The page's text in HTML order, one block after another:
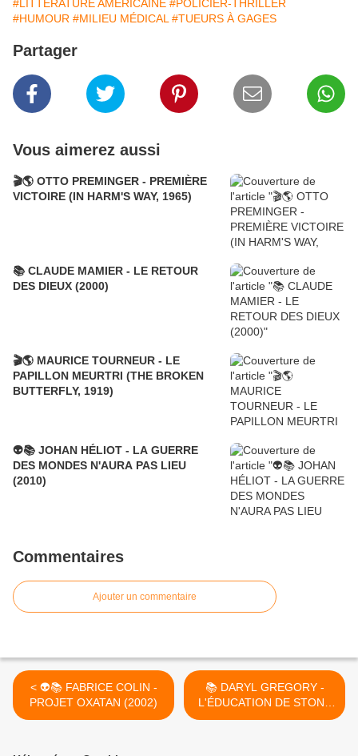
#LITTÉRATURE AMÉRICAINE #POLICIER-THRILLER
#HUMOUR #MILIEU MÉDICAL #TUEURS À GAGES
Partager
Vous aimerez aussi
🎬🌎 OTTO PREMINGER - PREMIÈRE
VICTOIRE (IN HARM'S WAY, 1965)
📚 CLAUDE MAMIER - LE RETOUR
DES DIEUX (2000)
🎬🌎 MAURICE TOURNEUR - LE
PAPILLON MEURTRI (THE BROKEN
BUTTERFLY, 1919)
👽📚 JOHAN HÉLIOT - LA GUERRE
DES MONDES N'AURA PAS LIEU
(2010)
Commentaires
Ajouter un commentaire
< 👽📚 FABRICE COLIN -
PROJET OXATAN (2002)
📚 DARYL GREGORY -
L'ÉDUCATION DE STONY
MAYHALL (RAISING